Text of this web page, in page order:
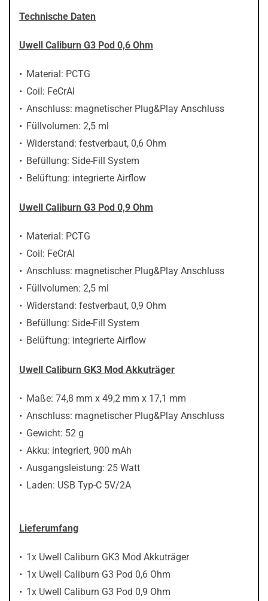
Technische Daten
Uwell Caliburn G3 Pod 0,6 Ohm
Material: PCTG
Coil: FeCrAl
Anschluss: magnetischer Plug&Play Anschluss
Füllvolumen: 2,5 ml
Widerstand: festverbaut, 0,6 Ohm
Befüllung: Side-Fill System
Belüftung: integrierte Airflow
Uwell Caliburn G3 Pod 0,9 Ohm
Material: PCTG
Coil: FeCrAl
Anschluss: magnetischer Plug&Play Anschluss
Füllvolumen: 2,5 ml
Widerstand: festverbaut, 0,9 Ohm
Befüllung: Side-Fill System
Belüftung: integrierte Airflow
Uwell Caliburn GK3 Mod Akkuträger
Maße: 74,8 mm x 49,2 mm x 17,1 mm
Anschluss: magnetischer Plug&Play Anschluss
Gewicht: 52 g
Akku: integriert, 900 mAh
Ausgangsleistung: 25 Watt
Laden: USB Typ-C 5V/2A
Lieferumfang
1x Uwell Caliburn GK3 Mod Akkuträger
1x Uwell Caliburn G3 Pod 0,6 Ohm
1x Uwell Caliburn G3 Pod 0,9 Ohm